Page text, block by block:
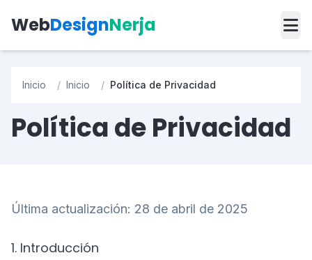
WebDesignNerja
Inicio / Inicio / Política de Privacidad
Política de Privacidad
Última actualización: 28 de abril de 2025
1. Introducción